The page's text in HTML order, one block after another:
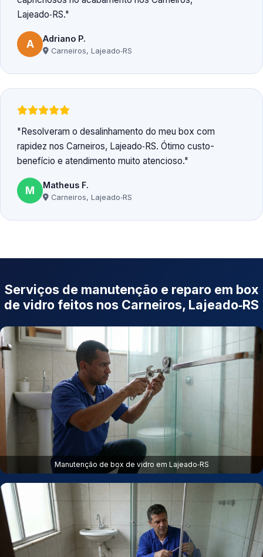
Lajeado‑RS.
A Adriano P.
Carneiros, Lajeado‑RS
Resolveram o desalinhamento do meu box com
rapidez nos Carneiros, Lajeado‑RS. Ótimo custo-
benefício e atendimento muito atencioso.
M Matheus F.
Carneiros, Lajeado‑RS
Serviços de manutenção e reparo em box
de vidro feitos nos Carneiros, Lajeado‑RS
Manutenção de box de vidro em Lajeado‑RS